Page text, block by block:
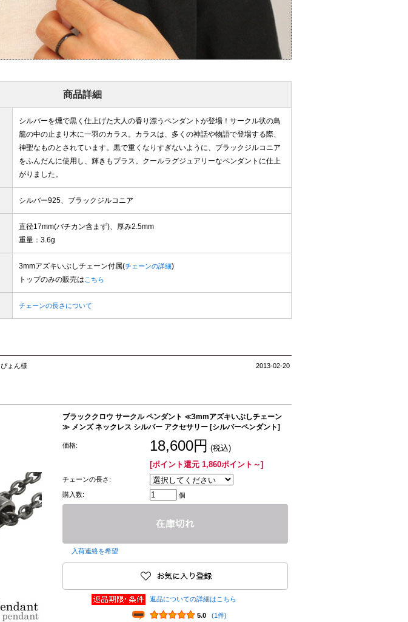
商品詳細
シルバーを燻で黒く仕上げた大人の香り漂うペンダントが登場！サークル状の鳥
籠の中の止まり木に一羽のカラス。カラスは、多くの神話や物語で登場する際、
神聖なものとされています。黒で重くなりすぎないように、ブラックジルコニア
をふんだんに使用し、輝きもプラス。クールラグジュアリーなペンダントに仕上
がりました。
シルバー925、ブラックジルコニア
直径17mm(バチカン含まず)、厚み2.5mm
重量：3.6g
3mmアズキいぶしチェーン付属(チェーンの詳細)
トップのみの販売は こちら
チェーンの長さについて
ぴょん様
2013-02-20
ブラッククロウ サークル ペンダント ≪3mmアズキいぶしチェーン
≫ メンズ ネックレス シルバー アクセサリー [シルバーペンダント]
価格: 18,600円 (税込)
[ポイント還元 1,860ポイント～]
チェーンの長さ:
購入数: 個
入荷連絡を希望
返品についての詳細はこちら
5.0 (1件)